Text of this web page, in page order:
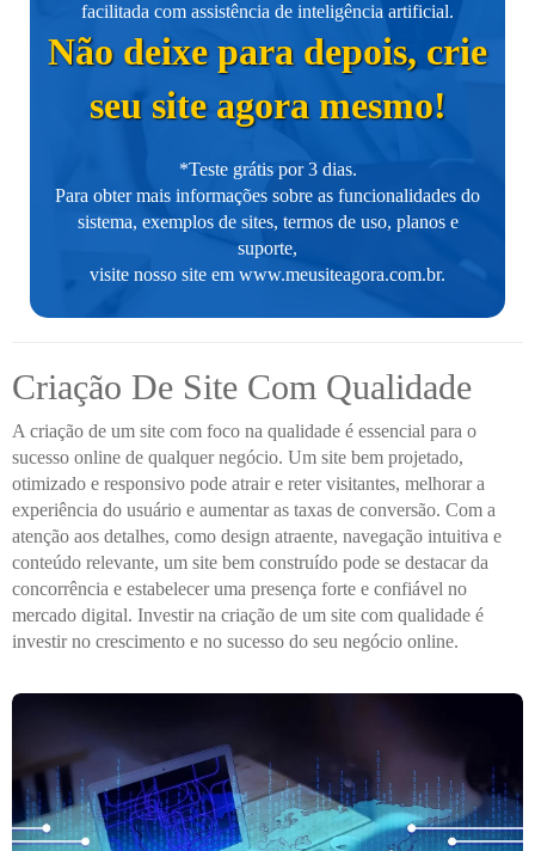
facilitada com assistência de inteligência artificial.
Não deixe para depois, crie
seu site agora mesmo!
*Teste grátis por 3 dias.
Para obter mais informações sobre as funcionalidades do
sistema, exemplos de sites, termos de uso, planos e
suporte,
visite nosso site em www.meusiteagora.com.br.
Criação De Site Com Qualidade
A criação de um site com foco na qualidade é essencial para o
sucesso online de qualquer negócio. Um site bem projetado,
otimizado e responsivo pode atrair e reter visitantes, melhorar a
experiência do usuário e aumentar as taxas de conversão. Com a
atenção aos detalhes, como design atraente, navegação intuitiva e
conteúdo relevante, um site bem construído pode se destacar da
concorrência e estabelecer uma presença forte e confiável no
mercado digital. Investir na criação de um site com qualidade é
investir no crescimento e no sucesso do seu negócio online.